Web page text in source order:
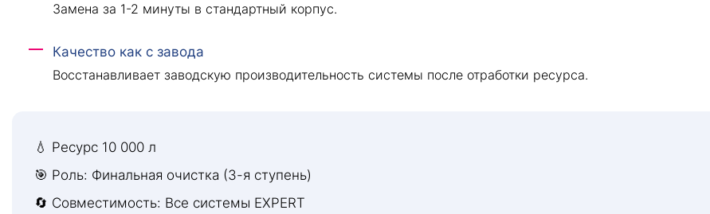
Замена за 1-2 минуты в стандартный корпус.
Качество как с завода
Восстанавливает заводскую производительность системы после отработки ресурса.
💧 Ресурс 10 000 л
🎯 Роль: Финальная очистка (3-я ступень)
🔄 Совместимость: Все системы EXPERT